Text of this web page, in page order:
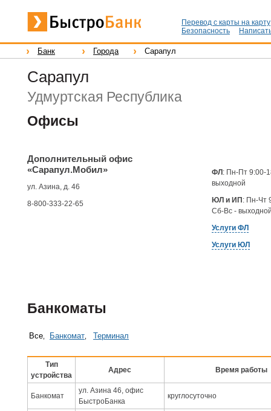
Перевод с карты на карту
Безопасность
Банк Города Сарапул
Сарапул
Удмуртская Республика
Офисы
Дополнительный офис
«Сарапул.Мобил»
ул. Азина, д. 46
8-800-333-22-65
ФЛ: Пн-Пт 9:00-
выходной
ЮЛ и ИП: Пн-Чт
Сб-Вс -
Услуги ФЛ
Услуги ЮЛ
Банкоматы
Все Банкомат Терминал
Тип
устройства
Адрес Время работы
Банкомат
ул. Азина 46, офис
БыстроБанка
круглосуточно